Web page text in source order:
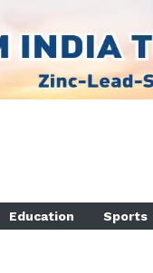
Education Sports